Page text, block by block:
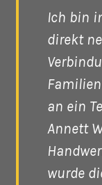
Ich bin
direkt
an ein
Annett
wurde